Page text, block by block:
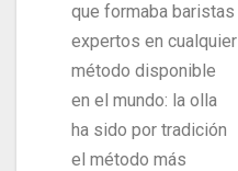
que formaba baristas
expertos en cualquier
método disponible
en el mundo: la olla
ha sido por tradición
el método más